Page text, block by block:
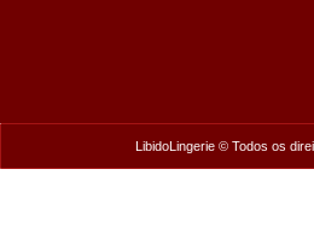
LibidoLingerie © Todos os